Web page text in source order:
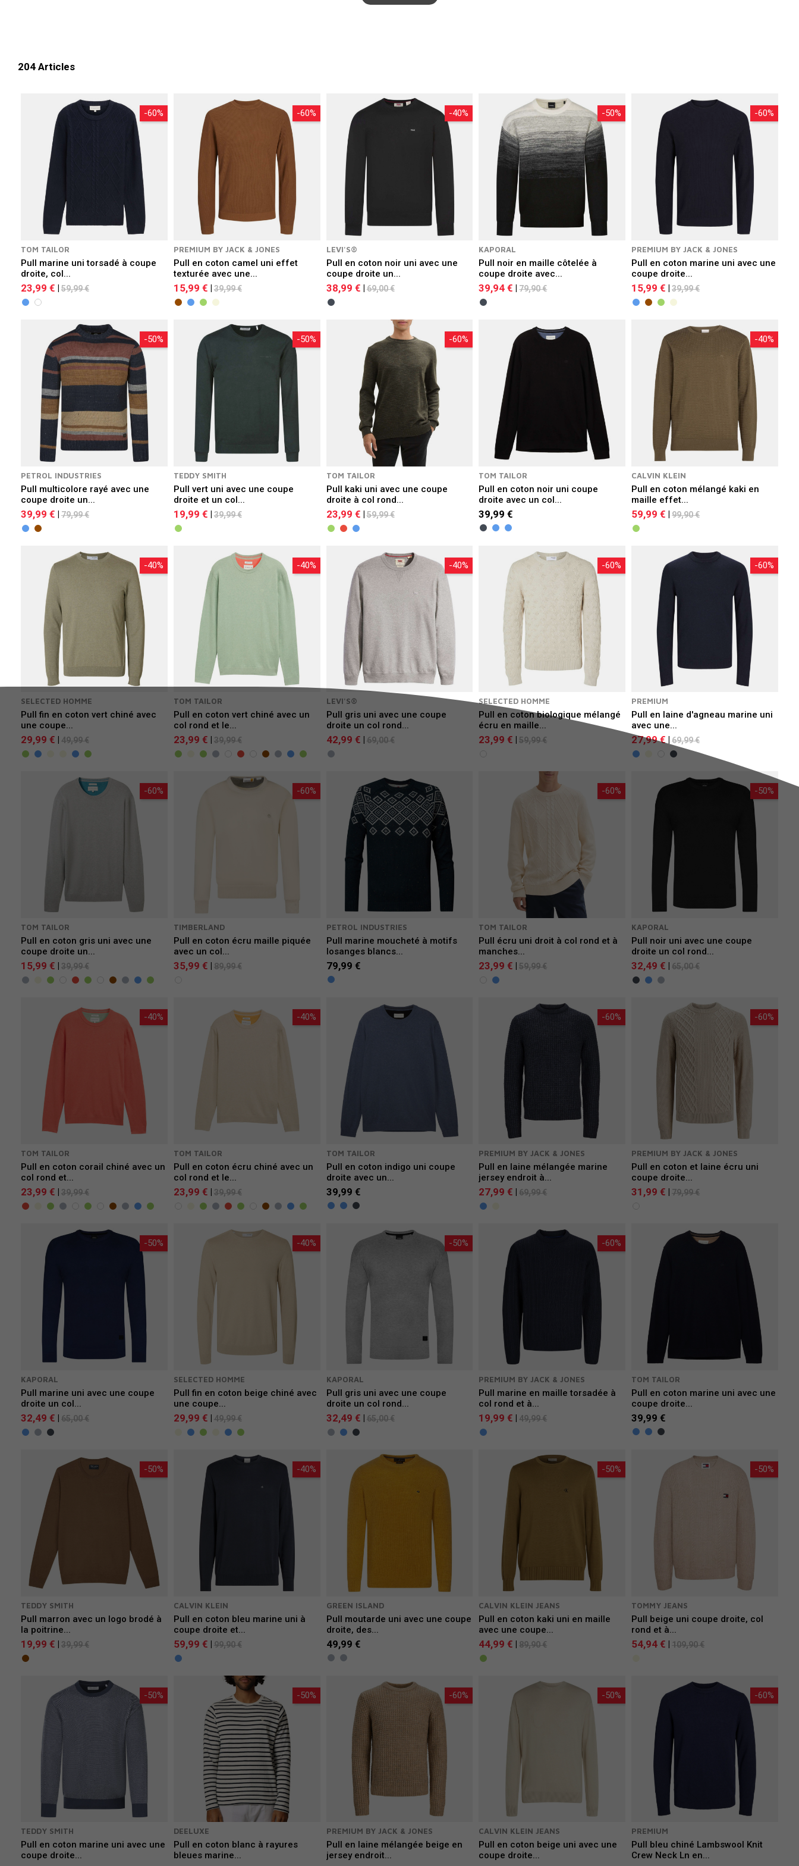
204 Articles
-60%
TOM TAILOR
Pull marine uni torsadé à coupe
droite, col...
23,99 € 59,99 €
-60%
PREMIUM BY JACK & JONES
Pull en coton camel uni effet
texturée avec une...
15,99 € 39,99 €
-40%
LEVI'S®
Pull en coton noir uni avec une
coupe droite un...
38,99 € |69,00 €
-50%
KAPORAL
Pull noir en maille côtelée à
coupe droite avec...
39,94 € |79,90 €
-60%
PREMIUM BY JACK & JONES
Pull en coton marine uni avec une
coupe droite...
15,99 € |39,99 €
-50%
PETROL INDUSTRIES
Pull multicolore rayé avec une
coupe droite un...
39,99 € | 79,99 €
-50%
TEDDY SMITH
Pull vert uni avec une coupe
droite et un col...
19,99 € | 39,99 €
-60%
TOM TAILOR
Pull kaki uni avec une coupe
droite à col rond...
23,99 € |59,99 €
TOM TAILOR
Pull en coton noir uni coupe
droite avec un col...
39,99 €
-40%
CALVIN KLEIN
Pull en coton mélangé kaki en
maille effet...
59,99 € |99,90 €
-40%
SELECTED HOMME
Pull fin en coton vert chiné avec
une coupe...
29,99 € 49,99 €
-40%
TOM TAILOR
Pull en coton vert chiné avec un
col rond et le...
23,99 € 39,99 €
-40%
LEVI'S®
Pull gris uni avec une coupe
droite un col rond...
42,99 € 69,00 €
-60%
SELECTED HOMME
Pull en coton biologique mélangé
écru en maille...
23,99 € 59,99 €
-60%
PREMIUM
Pull en laine d'agneau marine uni
avec une...
27,99 € |69,99 €
-60%
TOM TAILOR
Pull en coton gris uni avec une
coupe droite un...
15,99 € 39,99 €
-60%
TIMBERLAND
Pull en coton écru maille piquée
avec un col...
35,99 € 89,99 €
PETROL INDUSTRIES
Pull marine moucheté à motifs
losanges blancs...
79,99 €
-60%
TOM TAILOR
Pull écru uni droit à col rond et à
manches...
23,99 € 59,99 €
-50%
KAPORAL
Pull noir uni avec une coupe
droite un col rond...
32,49 € 65,00 €
-40%
TOM TAILOR
Pull en coton corail chiné avec un
col rond et...
23,99 € 39,99 €
-40%
TOM TAILOR
Pull en coton écru chiné avec un
col rond et le...
23,99 € 39,99 €
TOM TAILOR
Pull en coton indigo uni coupe
droite avec un...
39,99 €
-60%
PREMIUM BY JACK & JONES
Pull en laine mélangée marine
jersey endroit à...
27,99 € 69,99 €
-60%
PREMIUM BY JACK & JONES
Pull en coton et laine écru uni
coupe droite...
31,99 € 79,99 €
-50%
KAPORAL
Pull marine uni avec une coupe
droite un col...
32,49 € 65,00 €
-40%
SELECTED HOMME
Pull fin en coton beige chiné avec
une coupe...
29,99 € 49,99 €
-50%
KAPORAL
Pull gris uni avec une coupe
droite un col rond...
32,49 € 65,00 €
-60%
PREMIUM BY JACK & JONES
Pull marine en maille torsadée à
col rond et à...
19,99 € 49,99 €
TOM TAILOR
Pull en coton marine uni avec une
coupe droite...
39,99 €
-50%
TEDDY SMITH
Pull marron avec un logo brodé à
la poitrine...
19,99 € | 39,99 €
-40%
CALVIN KLEIN
Pull en coton bleu marine uni à
coupe droite et...
59,99 € | 99,90 €
GREEN ISLAND
Pull moutarde uni avec une coupe
droite, des...
49,99 €
-50%
CALVIN KLEIN JEANS
Pull en coton kaki uni en maille
avec une coupe...
44,99 € | 89,90 €
-50%
TOMMY JEANS
Pull beige uni coupe droite, col
rond et à...
54,94 € | 109,90 €
-50%
TEDDY SMITH
Pull en coton marine uni avec une
coupe droite...
-50%
DEELUXE
Pull en coton blanc à rayures
bleues marine...
-60%
PREMIUM BY JACK & JONES
Pull en laine mélangée beige en
jersey endroit...
-50%
CALVIN KLEIN JEANS
Pull en coton beige uni avec une
coupe droite...
-60%
PREMIUM
Pull bleu chiné Lambswool Knit
Crew Neck Ln en...